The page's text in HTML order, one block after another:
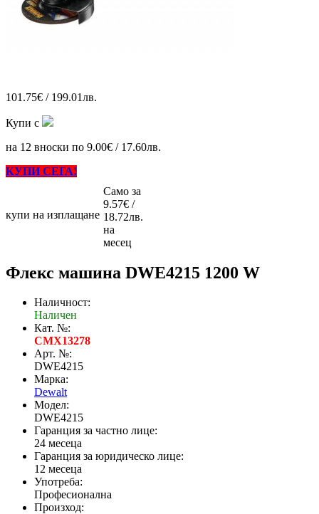
101.75€ / 199.01лв.
Купи с
на 12 вноски по 9.00€ / 17.60лв.
КУПИ СЕГА!
купи на изплащане
Само за
9.57€ /
18.72лв.
на
месец
Флекс машина DWE4215 1200 W
Наличност:
Наличен
Кат. №:
CMX13278
Арт. №:
DWE4215
Марка:
Dewalt
Модел:
DWE4215
Гаранция за частно лице:
24 месеца
Гаранция за юридическо лице:
12 месеца
Употреба:
Професионална
Произход: